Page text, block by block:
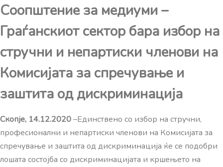
Соопштение за медиуми –
Граѓанскиот сектор бара избор на
стручни и непартиски членови на
Комисијата за спречување и
заштита од дискриминација
Скопје, 14.12.2020–Единствено со избор на стручни,
професионални и непартиски членови на Комисијата за
спречување и заштита од дискриминација ќе се подобри
лошата состојба со дискриминацијата и кршењето на